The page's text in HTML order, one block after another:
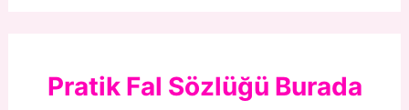
Pratik Fal Sözlüğü Burada